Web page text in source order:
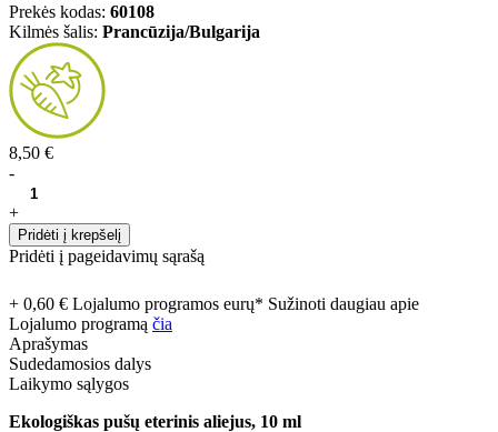
Prekės kodas: 60108
Kilmės šalis: Prancūzija/Bulgarija
8,50 €
-
+
Pridėti į krepšelį
Pridėti į pageidavimų sąrašą
+ 0,60 € Lojalumo programos eurų* Sužinoti daugiau apie
Lojalumo programą čia
Aprašymas
Sudedamosios dalys
Laikymo sąlygos
Ekologiškas pušų eterinis aliejus, 10 ml